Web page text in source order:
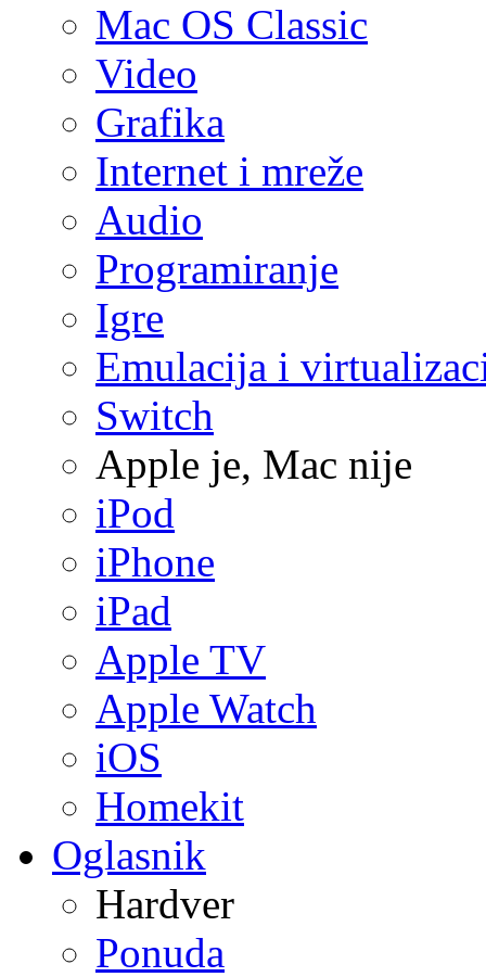
Mac OS Classic
Video
Grafika
Internet i mreže
Audio
Programiranje
Igre
Emulacija i
Switch
Apple je, Mac nije
iPod
iPhone
iPad
Apple TV
Apple Watch
iOS
Homekit
Oglasnik
Hardver
Ponuda